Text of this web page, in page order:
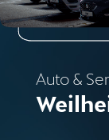
Auto &